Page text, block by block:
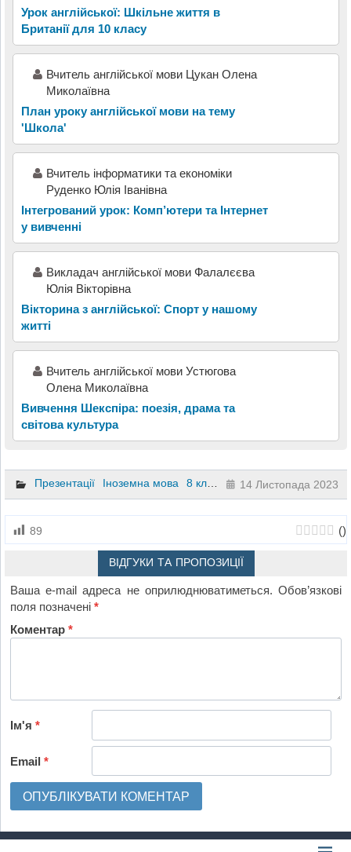
Урок англійської: Шкільне життя в
Британії для 10 класу
Вчитель англійської мови Цукан Олена
Миколаївна
План уроку англійської мови на тему
'Школа'
Вчитель інформатики та економіки
Руденко Юлія Іванівна
Інтегрований урок: Комп’ютери та Інтернет
у вивченні
Викладач англійської мови Фалалєєва
Юлія Вікторівна
Вікторина з англійської: Спорт у нашому
житті
Вчитель англійської мови Устюгова
Олена Миколаївна
Вивчення Шекспіра: поезія, драма та
світова культура
Презентації Іноземна мова 8 клас 14 Листопада 2023
89 ()
ВІДГУКИ ТА ПРОПОЗИЦІЇ
Ваша e-mail адреса не оприлюднюватиметься. Обов’язкові
поля позначені*
Коментар*
Ім'я*
Email*